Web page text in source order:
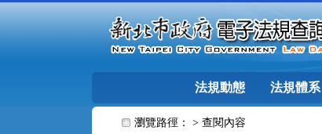
法規動態 法規體系
瀏覽路徑： > 查閱內容